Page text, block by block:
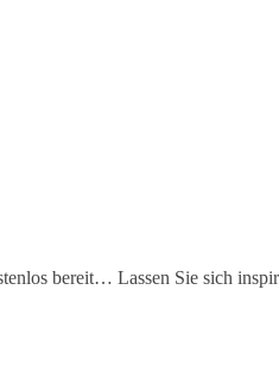
bereit… Lassen Sie sich